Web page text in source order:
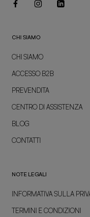
CHI SIAMO
CHI SIAMO
ACCESSO B2B
PREVENDITA
CENTRO DI ASSISTENZA
BLOG
CONTATTI
NOTE LEGALI
INFORMATIVA SULLA
TERMINI E CONDIZIONI